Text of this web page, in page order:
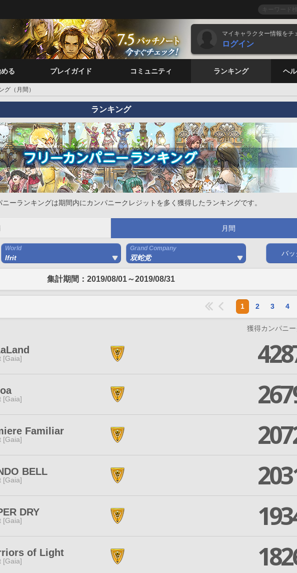
マイキャラクター情報をチ
ログイン
る プレイガイド コミュニティ ランキング ヘ
グ（月間）
ランキング
ニーランキングは期間内にカンパニークレジットを多く獲得したランキングです。
月間
World
Ifrit
Grand Company
双蛇党
バッ
集計期間：2019/08/01～2019/08/31
1 2 3 4
獲得カンパニ
[Gaia]
[Gaia]
Familiar
[Gaia]
BELL
[Gaia]
DRY
[Gaia]
of Light
[Gaia]